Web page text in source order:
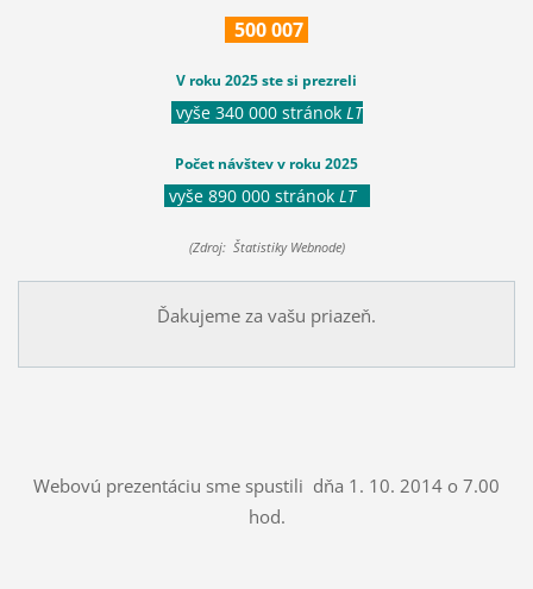
500007
V roku 2025 ste si prezreli
vyše 340 000 stránok LT
Počet návštev v roku 2025
vyše 890 000 stránok LT
(Zdroj: Štatistiky Webnode)
Ďakujeme za vašu priazeň.
Webovú prezentáciu sme spustili dňa 1. 10. 2014 o 7.00
hod.